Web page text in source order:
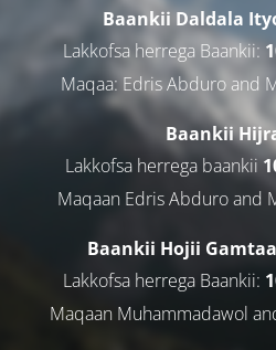
Baankii Daldala
Lakkofsa herrega Baankii:
Maqaa: Edris Abduro and
Baankii
Lakkofsa herrega baankii
Maqaan Edris Abduro and
Baankii Hojii
Lakkofsa herrega Baankii:
Maqaan Muhammadawol